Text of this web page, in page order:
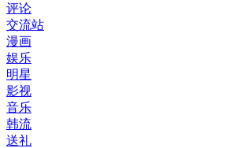
评论
交流站
漫画
娱乐
明星
影视
音乐
韩流
送礼